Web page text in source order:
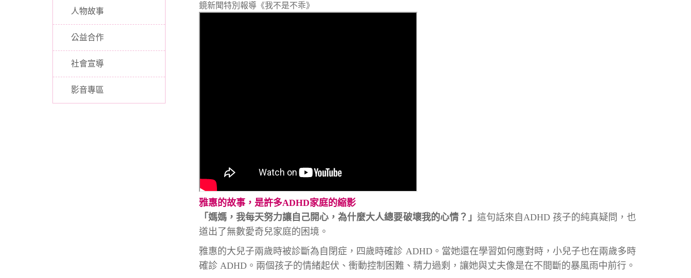
人物故事
公益合作
社會宣導
影音專區
鏡新聞特別報導《我不是不乖》
雅惠的故事，是許多ADHD家庭的縮影
「媽媽，我每天努力讓自己開心，為什麼大人總要破壞我的心情？」 這句話來自ADHD 孩子的純真疑問，也
道出了無數愛奇兒家庭的困境。
雅惠的大兒子兩歲時被診斷為自閉症，四歲時確診 ADHD。當她還在學習如何應對時，小兒子也在兩歲多時
確診 ADHD。兩個孩子的情緒起伏、衝動控制困難、精力過剩，讓她與丈夫像是在不間斷的暴風雨中前行。